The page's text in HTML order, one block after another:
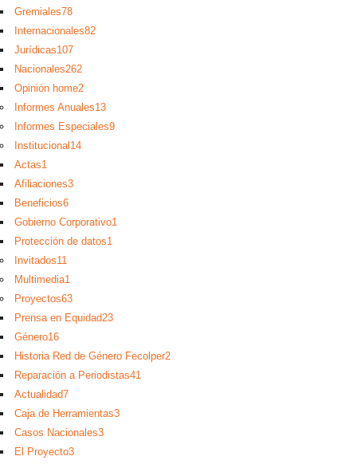
Gremiales78
Internacionales82
Jurídicas107
Nacionales262
Opinión home2
Informes Anuales13
Informes Especiales9
Institucional 14
Actas1
Afiliaciones3
Beneficios6
Gobierno Corporativo1
Protección de datos1
Invitados11
Multimedia1
Proyectos63
Prensa en Equidad23
Género16
Historia Red de Género Fecolper2
Reparación a Periodistas41
Actualidad7
Caja de Herramientas3
Casos Nacionales3
El Proyecto3